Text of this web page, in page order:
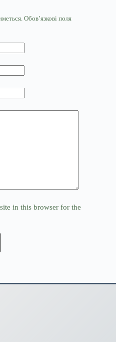
Обов’язкові поля
in this browser for the